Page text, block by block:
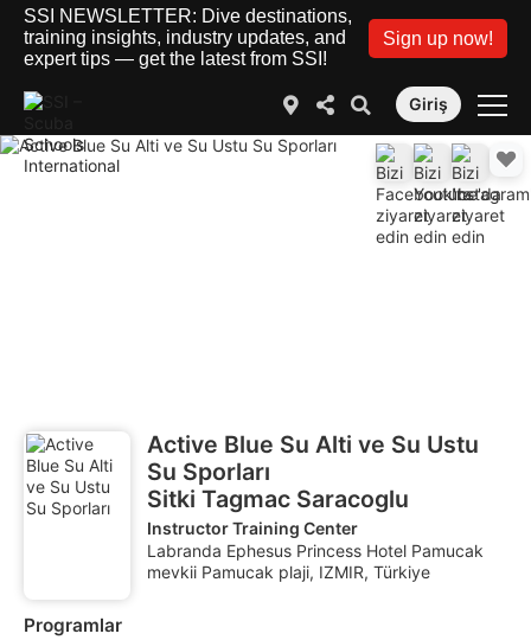
SSI NEWSLETTER: Dive destinations,
training insights, industry updates, and
expert tips — get the latest from SSI!
Sign up now!
Giriş
Active Blue Su Alti ve Su Ustu
Su Sporları
Sitki Tagmac Saracoglu
Instructor Training Center
Labranda Ephesus Princess Hotel Pamucak
mevkii Pamucak plaji, IZMIR, Türkiye
Programlar